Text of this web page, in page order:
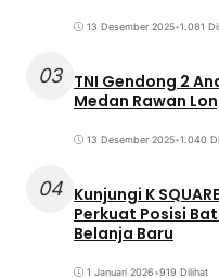
13 Desember 2025•1.081
03 TNI Gendong 2
Medan Rawan
13 Desember 2025•1.040
04 Kunjungi K
Perkuat Posisi
Belanja Baru
1 Januari 2026•919 Dilihat